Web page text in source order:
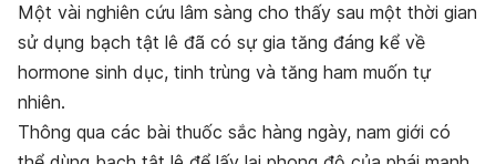
Một vài nghiên cứu lâm sàng cho thấy sau một thời gian
sử dụng bạch tật lê đã có sự gia tăng đáng kể về
hormone sinh dục, tinh trùng và tăng ham muốn tự
nhiên.
Thông qua các bài thuốc sắc hàng ngày, nam giới có